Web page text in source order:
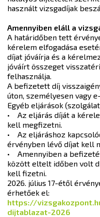
használt vizsgadíjak
Amennyiben eláll a
A határidőben tett
kérelem elfogadása
díjat jóváírja és a
jóváírt összeget
felhasználja.
A befizetett díj
úton, személyesen vagy
Egyéb eljárások
• Az eljárás díját a
kell megfizetni.
• Az eljáráshoz
érvényben lévő díjat kell
• Amennyiben a
között eltelt időben volt
kell fizetni.
2026. július 17-étől
érhetőek el:
https://
dijtablazat-2026